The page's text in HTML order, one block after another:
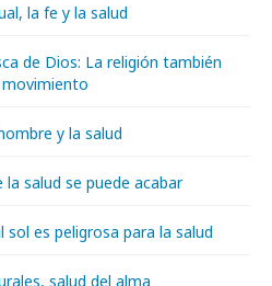
la fe y la salud
de Dios: La religión también
y la salud
la salud se puede acabar
sol es peligrosa para la salud
salud del alma